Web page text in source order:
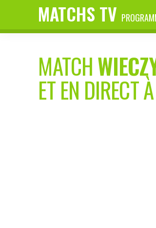
MATCHS TV
MATCH
ET EN DIRECT